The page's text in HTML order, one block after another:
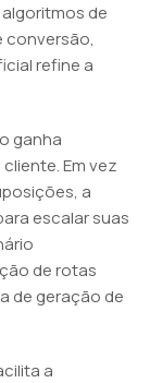
de
conversão,
refine a
ganha
Em vez
a
escalar suas
de rotas
de geração de
a